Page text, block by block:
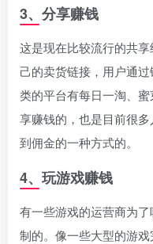
3、分享赚钱
这是现在比较流行的共
己的卖货链接，用户通
类的平台有每日一淘、
享赚钱的，也是目前很
到佣金的一种方式的。
4、玩游戏赚钱
有一些游戏的运营商为
制的。像一些大型的游